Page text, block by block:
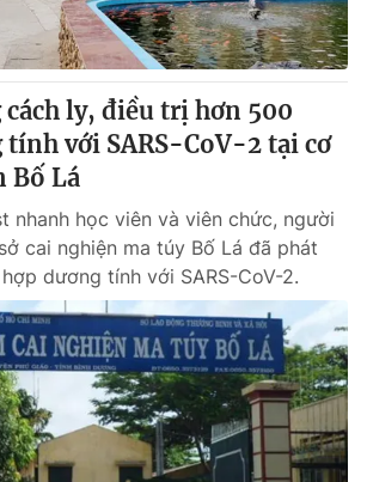
Vươn mình bằng AI
VTV8
Đài Truyền hình Việt Nam
báo VTV
ly, điều trị hơn 500
với SARS-CoV-2 tại cơ
Bố Lá
nhanh học viên và viên chức, người
cai nghiện ma túy Bố Lá đã phát
dương tính với SARS-CoV-2.